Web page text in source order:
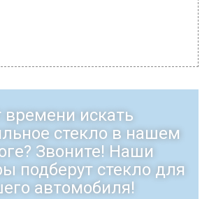
времени искать
стекло в нашем
Звоните! Наши
подберут стекло для
автомобиля!